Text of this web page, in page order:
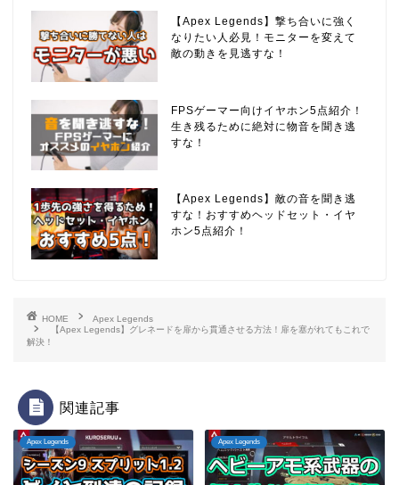
【Apex Legends】撃ち合いに強く
なりたい人必見！モニターを変えて
敵の動きを見逃すな！
FPSゲーマー向けイヤホン5点紹介！
生き残るために絶対に物音を聞き逃
すな！
【Apex Legends】敵の音を聞き逃
すな！おすすめヘッドセット・イヤ
ホン5点紹介！
HOME
Apex Legends
【Apex Legends】グレネードを扉から貫通させる方法！扉を塞がれてもこれで
解決！
関連記事
Apex Legends Apex Legends